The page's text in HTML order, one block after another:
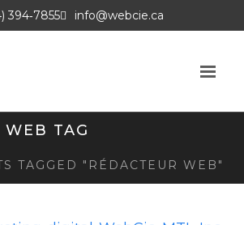
394‑7855 info@webcie.ca
WEB TAG
TAGGED "RÉDACTEUR WEB"